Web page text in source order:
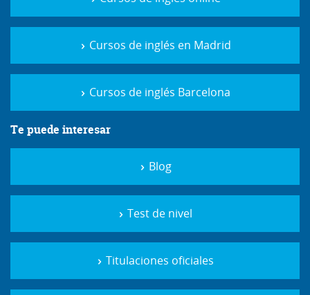
Cursos de inglés en Madrid
Cursos de inglés Barcelona
Te puede interesar
Blog
Test de nivel
Titulaciones oficiales